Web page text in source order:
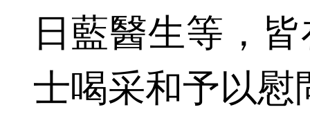
日藍醫生等，
士喝采和予以慰